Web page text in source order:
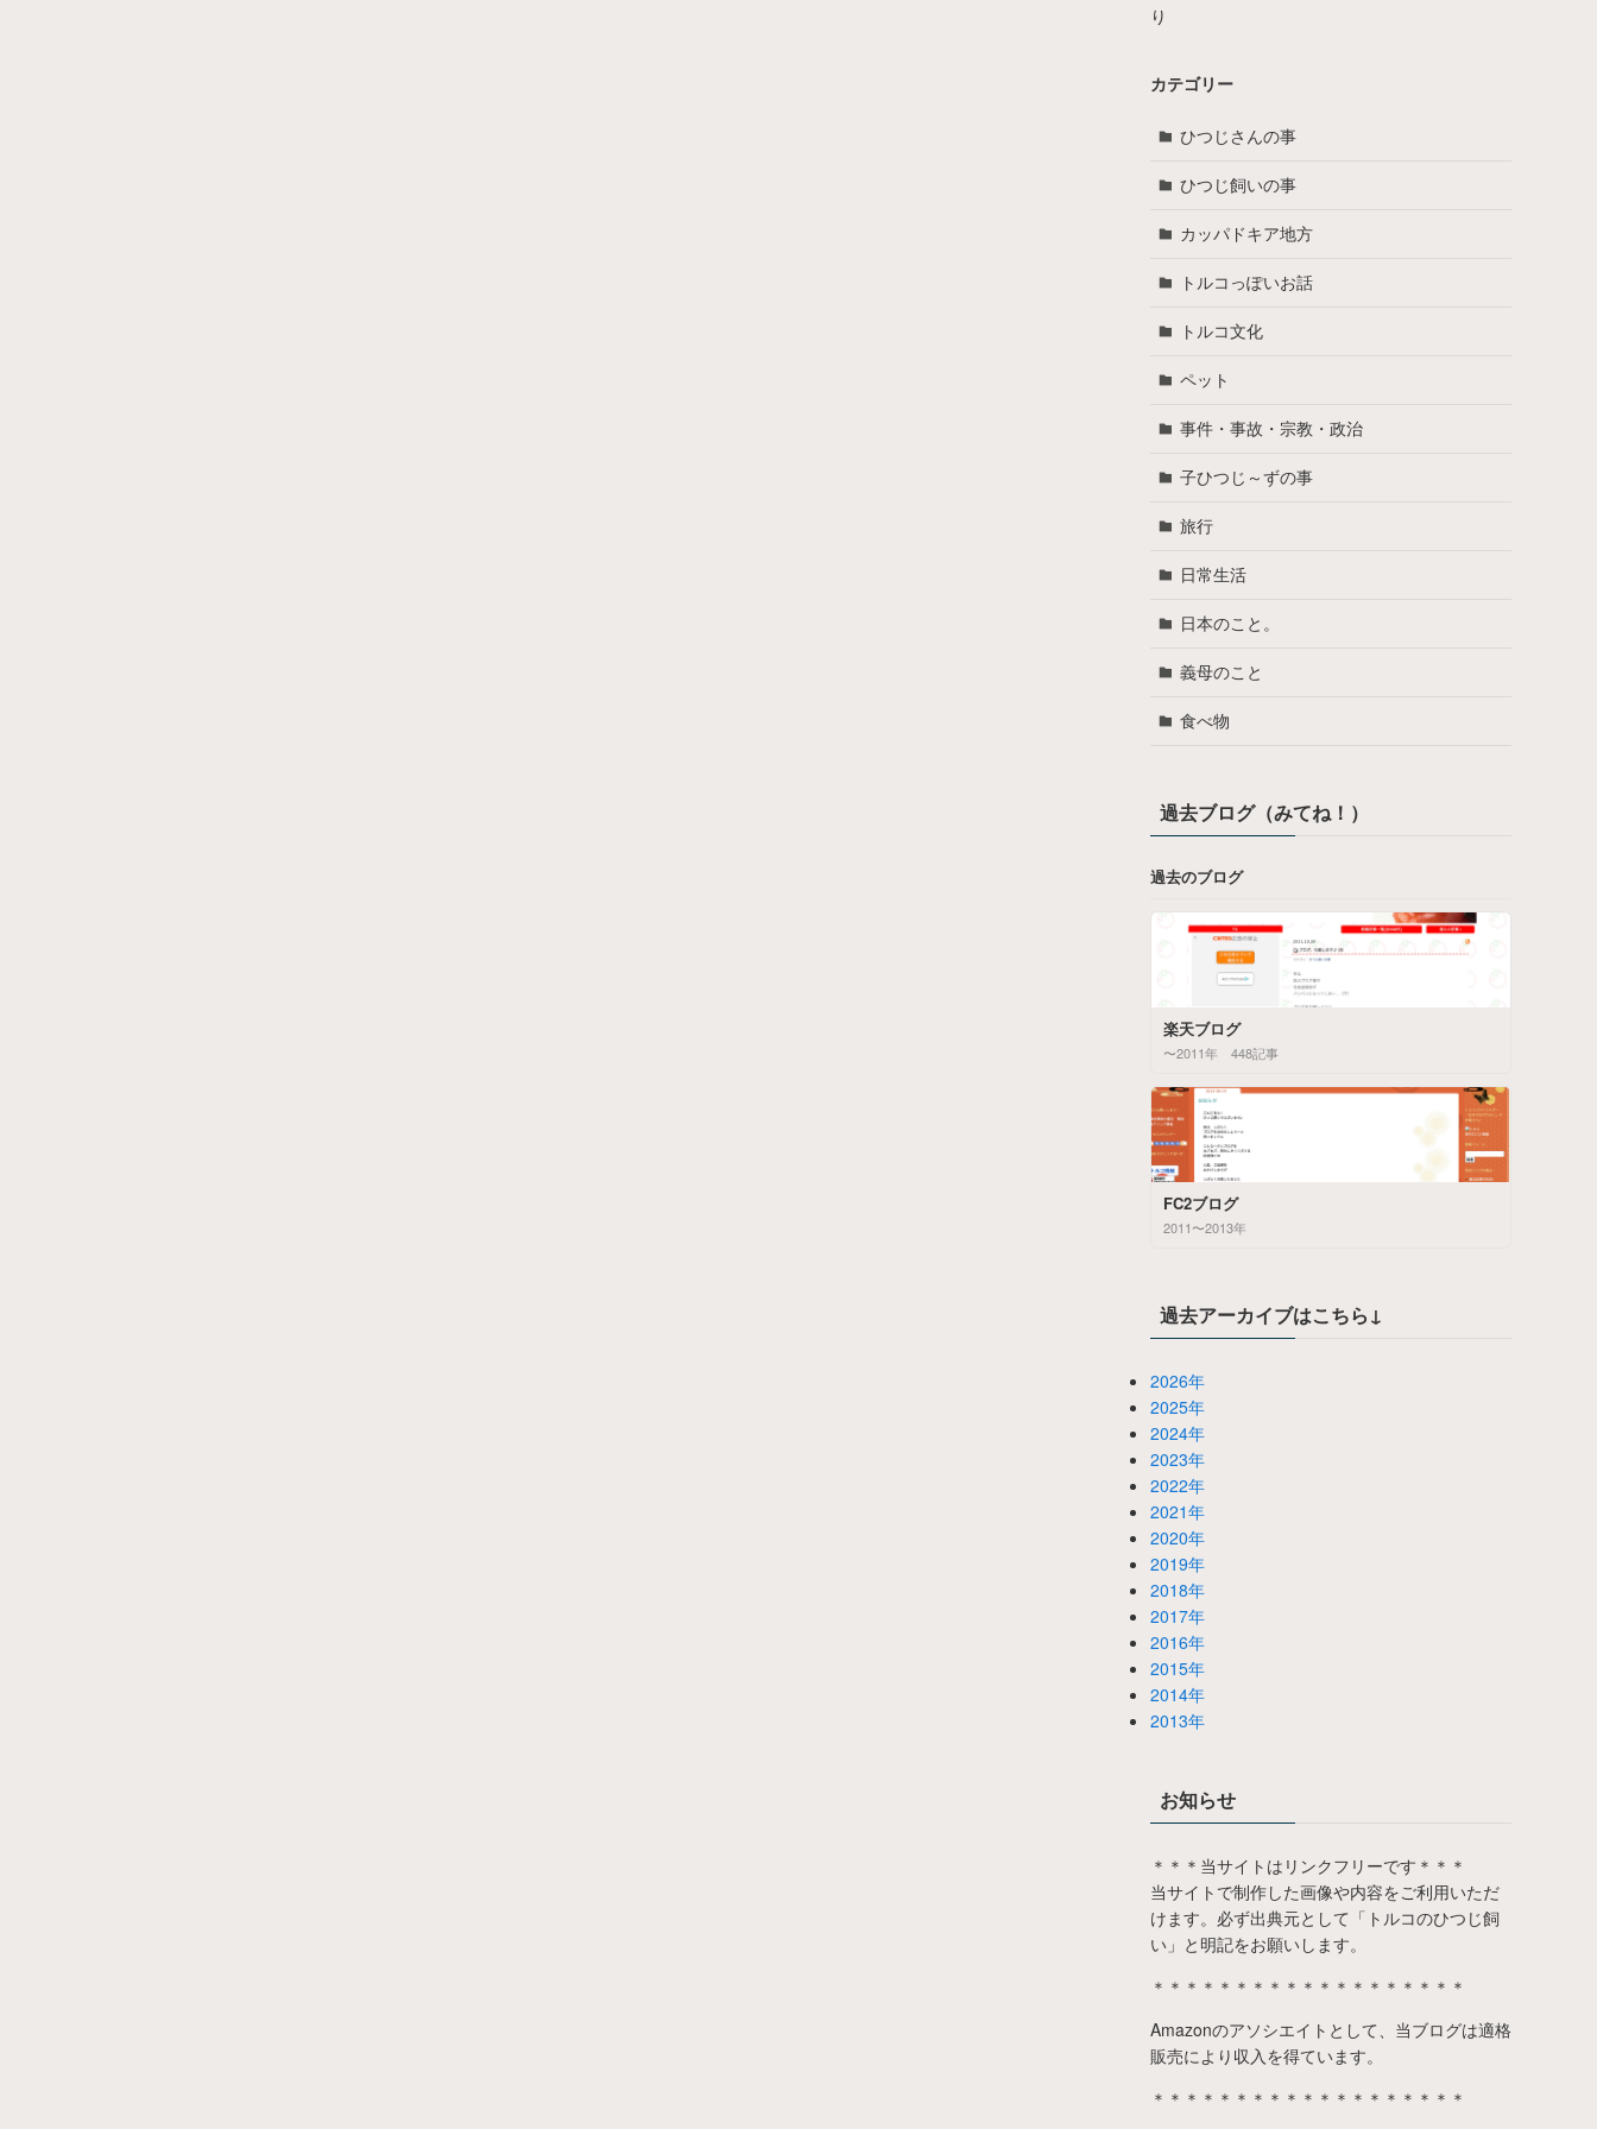
り
カテゴリー
ひつじさんの事
ひつじ飼いの事
カッパドキア地方
トルコっぽいお話
トルコ文化
ペット
事件・事故・宗教・政治
子ひつじ～ずの事
旅行
日常生活
日本のこと。
義母のこと
食べ物
過去ブログ（みてね！）
過去のブログ
楽天ブログ
〜2011年 448記事
FC2ブログ
2011〜2013年
過去アーカイブはこちら↓
2026年
2025年
2024年
2023年
2022年
2021年
2020年
2019年
2018年
2017年
2016年
2015年
2014年
2013年
お知らせ
＊＊＊当サイトはリンクフリーです＊＊＊
当サイトで制作した画像や内容をご利用いただ
けます。必ず出典元として「トルコのひつじ飼
い」と明記をお願いします。
＊＊＊＊＊＊＊＊＊＊＊＊＊＊＊＊＊＊＊
Amazonのアソシエイトとして、当ブログは適格
販売により収入を得ています。
＊＊＊＊＊＊＊＊＊＊＊＊＊＊＊＊＊＊＊